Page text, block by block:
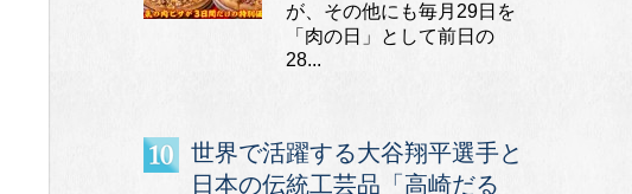
が、その他にも毎月29日を
「肉の日」として前日の
28...
世界で活躍する大谷翔平選手と
日本の伝統工芸品「高崎だる